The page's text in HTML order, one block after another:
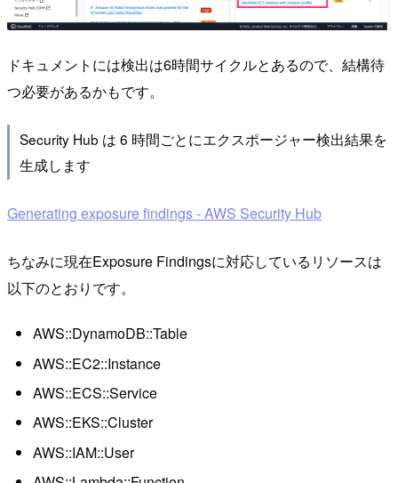
ドキュメントには検出は6時間サイクルとあるので、結構待
つ必要があるかもです。
Security Hub は 6 時間ごとにエクスポージャー検出結果を
生成します
Generating exposure findings - AWS Security Hub
ちなみに現在Exposure Findingsに対応しているリソースは
以下のとおりです。
AWS::DynamoDB::Table
AWS::EC2::Instance
AWS::ECS::Service
AWS::EKS::Cluster
AWS::IAM::User